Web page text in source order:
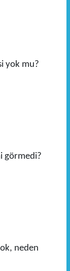
yok mu?
görmedi?
neden